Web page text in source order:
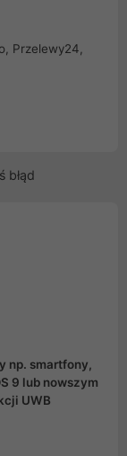
Przelewy24,
błąd
np. smartfony,
9 lub nowszym
UWB